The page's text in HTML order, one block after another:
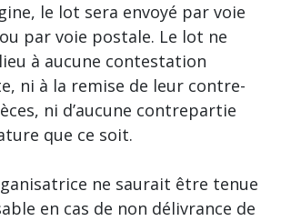
le lot sera envoyé par voie
par voie postale. Le lot ne
à aucune contestation
ni à la remise de leur contre-
ni d’aucune contrepartie
que ce soit.
ne saurait être tenue
en cas de non délivrance de